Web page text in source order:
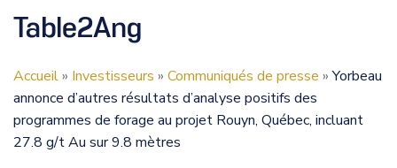
Table2Ang
Accueil» Investisseurs » Communiqués de presse »Yorbeau
annonce d’autres résultats d’analyse positifs des
programmes de forage au projet Rouyn, Québec, incluant
27.8 g/t Au sur 9.8 mètres